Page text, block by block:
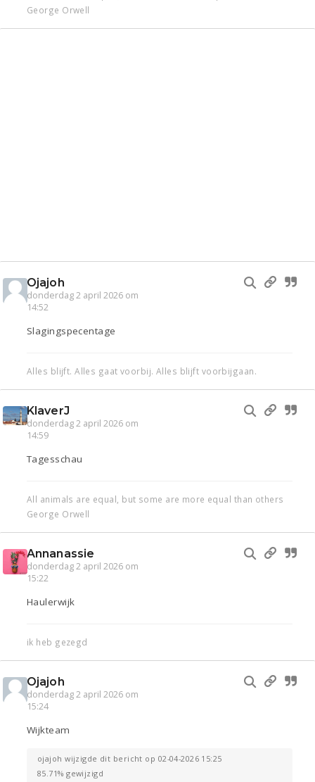
George Orwell
Ojajoh
donderdag 2 april 2026 om
14:52
Slagingspecentage
Alles blijft. Alles gaat voorbij. Alles blijft voorbijgaan.
KlaverJ
donderdag 2 april 2026 om
14:59
Tagesschau
All animals are equal, but some are more equal than others
George Orwell
Annanassie
donderdag 2 april 2026 om
15:22
Haulerwijk
ik heb gezegd
Ojajoh
donderdag 2 april 2026 om
15:24
Wijkteam
ojajoh wijzigde dit bericht op 02-04-2026 15:25
85.71% gewijzigd